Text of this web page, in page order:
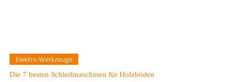
Elektro-Werkzeuge
Die 7 besten Schleifmaschinen für Holzböden